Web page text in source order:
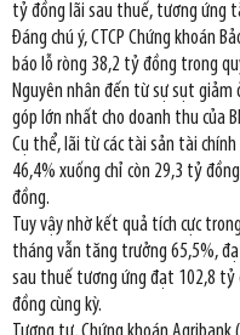
tỷ đồng lãi sau thuế, tương ứng
Đáng chú ý, CTCP Chứng khoán
báo lỗ ròng 38,2 tỷ đồng trong
Nguyên nhân đến từ sự sụt
góp lớn nhất cho doanh thu của
Cụ thể, lãi từ các tài sản tài
46,4% xuống chỉ còn 29,3 tỷ
đồng.
Tuy vậy nhờ kết quả tích cực
tháng vẫn tăng trưởng 65,5%,
sau thuế tương ứng đạt 102,8 tỷ
đồng cùng kỳ.